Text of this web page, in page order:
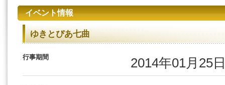
イベント情報
ゆきとぴあ七曲
行事期間 2014年01月25